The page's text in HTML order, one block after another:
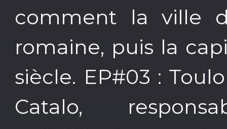
comment la ville
romaine, puis la
siècle. EP#03 :
Catalo,